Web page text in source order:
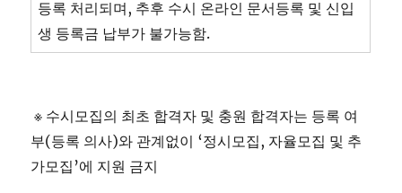
등록 처리되며, 추후 수시 온라인 문서등록 및 신입
생 등록금 납부가 불가능함.
※ 수시모집의 최초 합격자 및 충원 합격자는 등록 여
부(등록 의사)와 관계없이 ‘정시모집, 자율모집 및 추
가모집’에 지원 금지